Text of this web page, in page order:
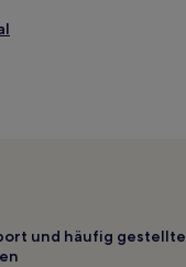
und häufig gestellte